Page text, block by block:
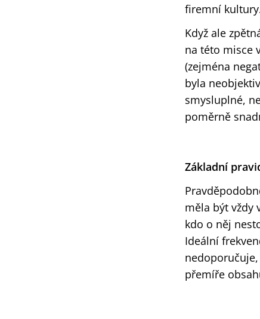
firemní
Když ale
na této misce
(zejména
byla
smysluplné,
poměrně
Základní
měla být vždy
kdo o něj
Ideální
přemíře